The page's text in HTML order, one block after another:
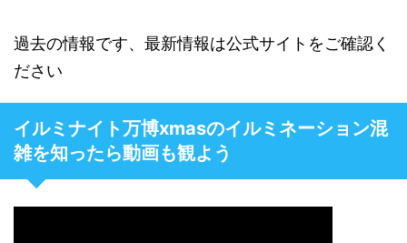
過去の情報です、最新情報は公式サイトをご確認く
ださい
イルミナイト万博xmasのイルミネーション混
雑を知ったら動画も観よう